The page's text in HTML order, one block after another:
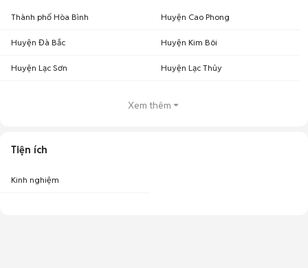
Thành phố Hòa Bình Huyện Cao Phong
Huyện Đà Bắc Huyện Kim Bôi
Huyện Lạc Sơn Huyện Lạc Thủy
Xem thêm
Tiện ích
Kinh nghiệm